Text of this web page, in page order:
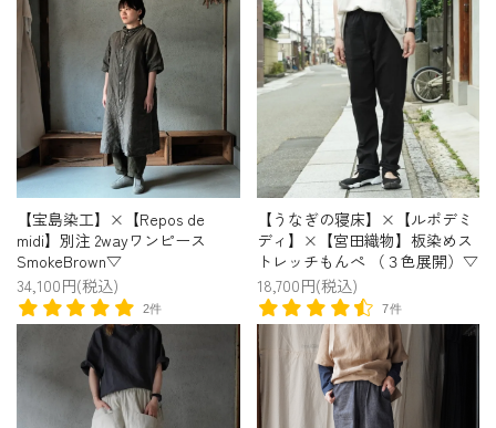
【宝島染工】×【Repos de
midi】別注 2wayワンピース
SmokeBrown▽
34,100円(税込)
2件
【うなぎの寝床】×【ルポデミ
ディ】×【宮田織物】板染めス
トレッチもんぺ （３色展開）▽
18,700円(税込)
7件